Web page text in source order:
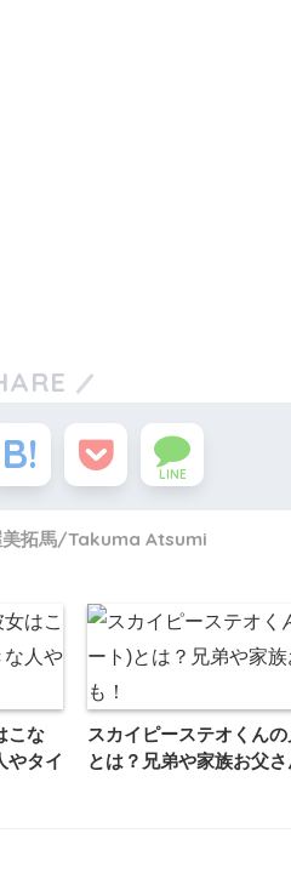
LINE
美拓馬/Takuma Atsumi
こな
やタイ
スカイピーステオくん
とは？兄弟や家族お父